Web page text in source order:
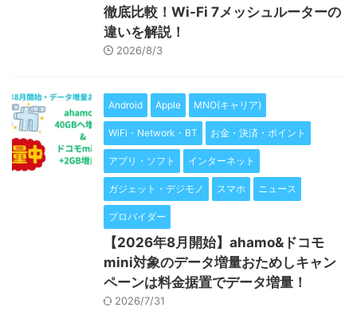
徹底比較！Wi-Fi 7メッシュルーターの
違いを解説！
2026/8/3
Android Apple MNO(キャリア)
WiFi・Network・BT お金・決済・ポイント
アプリ・ソフト インターネット
ガジェット・デジモノ スマホ ニュース
プロバイダー
【2026年8月開始】ahamo&ドコモ
mini対象のデータ増量おためしキャン
ペーンは料金据置でデータ増量！
2026/7/31